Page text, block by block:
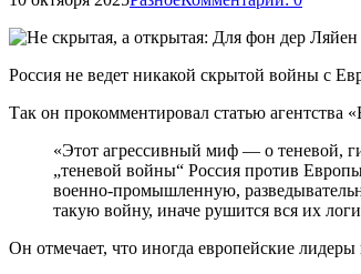
Россия не ведет никакой скрытой войны с
Так он прокомментировал статью агентства
«Этот агрессивный миф — о теневой,
„теневой войны“ Россия против
военно-промышленную,
такую войну, иначе рушится вся их
Он отмечает, что иногда европейские